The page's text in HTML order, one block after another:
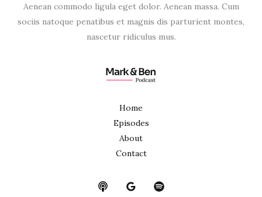
Aenean commodo ligula eget dolor. Aenean massa. Cum
sociis natoque penatibus et magnis dis parturient montes,
nascetur ridiculus mus.
Home
Episodes
About
Contact